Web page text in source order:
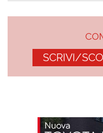
SCRIVI/